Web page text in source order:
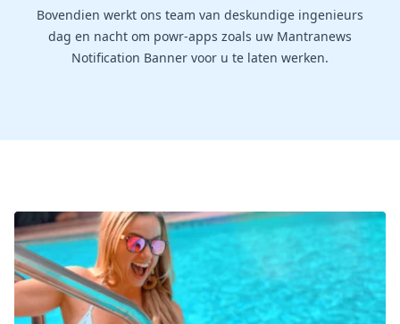
Bovendien werkt ons team van deskundige ingenieurs
dag en nacht om powr-apps zoals uw Mantranews
Notification Banner voor u te laten werken.